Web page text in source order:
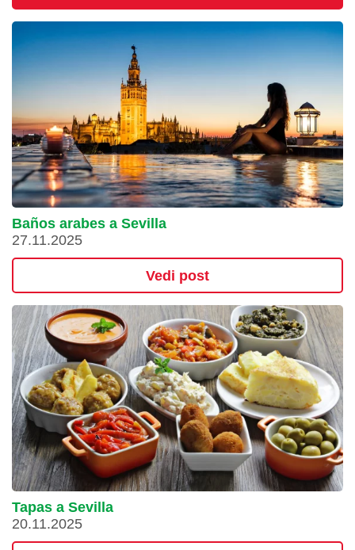
Baños arabes a Sevilla
27.11.2025
Vedi post
Tapas a Sevilla
20.11.2025